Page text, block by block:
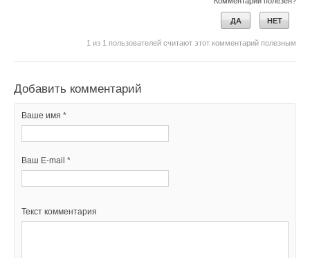
ДА НЕТ
1 из 1 пользователей считают этот комментарий полезным
Добавить комментарий
Ваше имя *
Ваш E-mail *
Текст комментария